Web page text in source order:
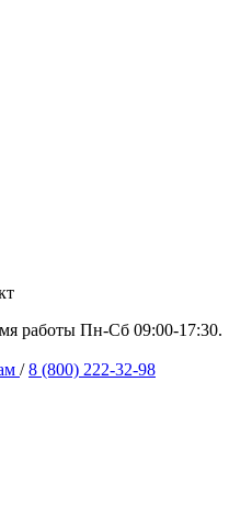
работы Пн-Сб 09:00-17:30.
/ 8 (800) 222-32-98